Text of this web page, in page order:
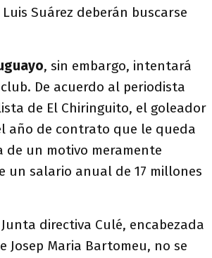
Suárez deberán buscarse
, sin embargo, intentará
De acuerdo al periodista
de El Chiringuito, el goleador
año de contrato que le queda
de un motivo meramente
un salario anual de 17 millones
directiva Culé, encabezada
Josep Maria Bartomeu, no se